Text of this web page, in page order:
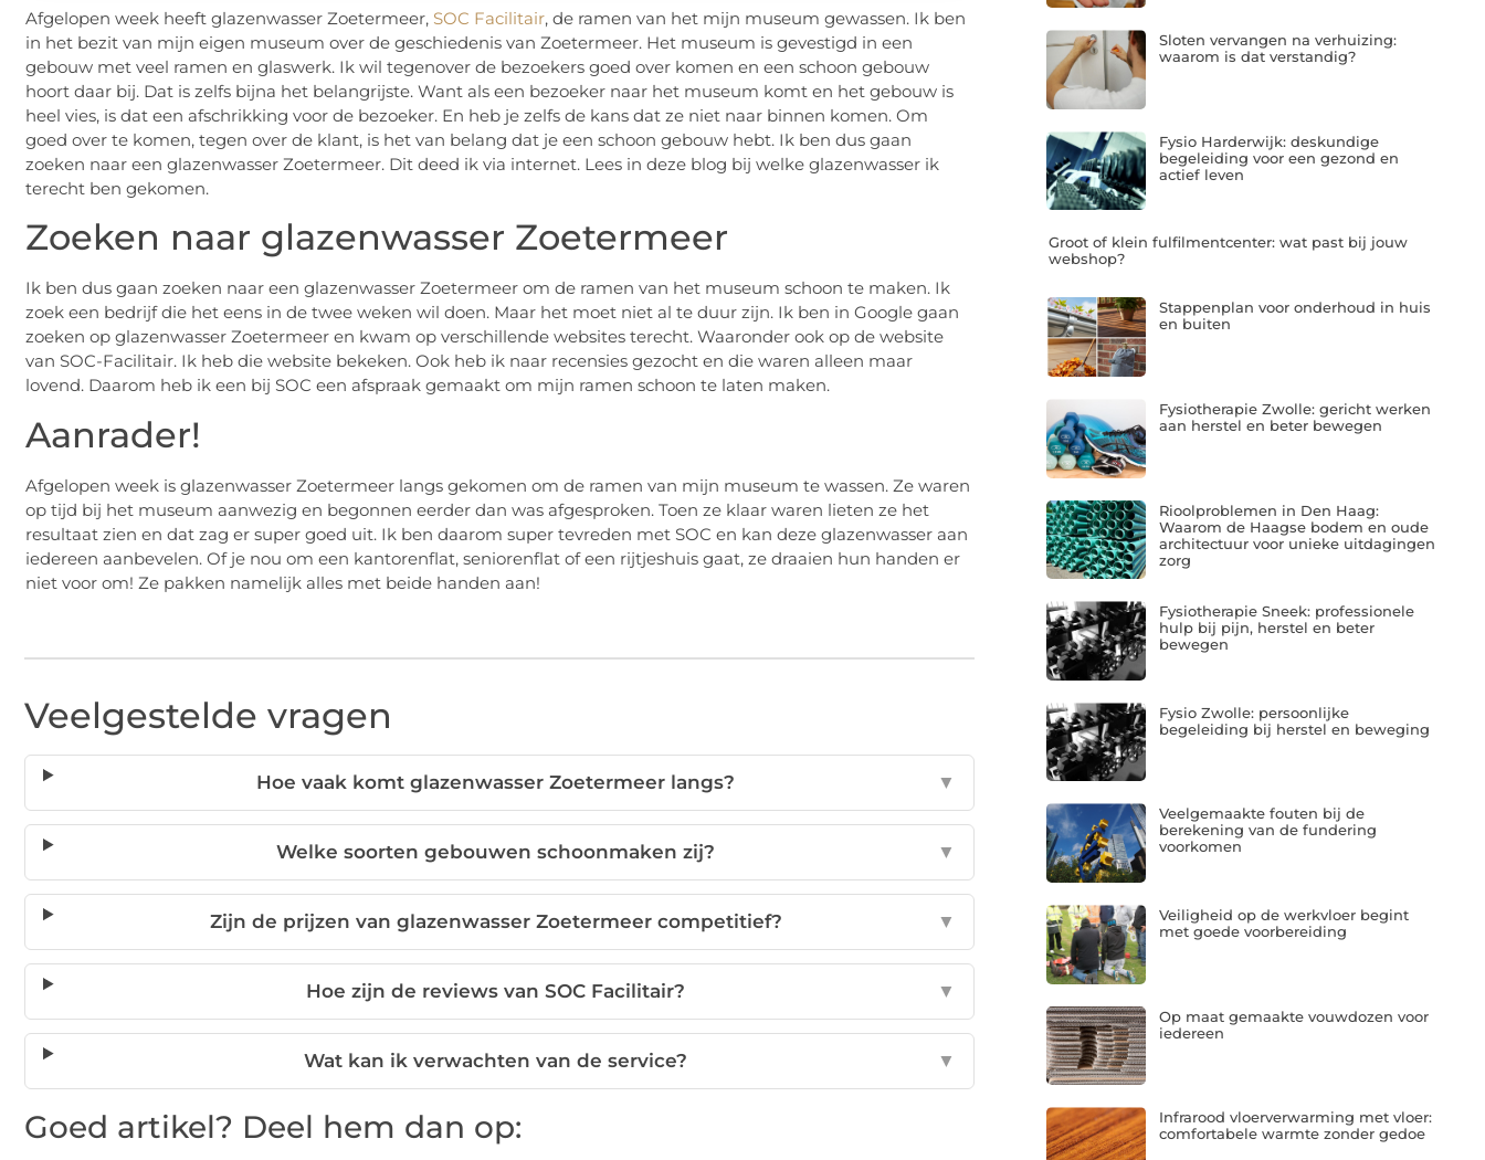
Afgelopen week heeft glazenwasser Zoetermeer, SOC Facilitair, de ramen van het mijn museum gewassen. Ik ben
in het bezit van mijn eigen museum over de geschiedenis van Zoetermeer. Het museum is gevestigd in een
gebouw met veel ramen en glaswerk. Ik wil tegenover de bezoekers goed over komen en een schoon gebouw
hoort daar bij. Dat is zelfs bijna het belangrijste. Want als een bezoeker naar het museum komt en het gebouw is
heel vies, is dat een afschrikking voor de bezoeker. En heb je zelfs de kans dat ze niet naar binnen komen. Om
goed over te komen, tegen over de klant, is het van belang dat je een schoon gebouw hebt. Ik ben dus gaan
zoeken naar een glazenwasser Zoetermeer. Dit deed ik via internet. Lees in deze blog bij welke glazenwasser ik
terecht ben gekomen.
Zoeken naar glazenwasser Zoetermeer
Ik ben dus gaan zoeken naar een glazenwasser Zoetermeer om de ramen van het museum schoon te maken. Ik
zoek een bedrijf die het eens in de twee weken wil doen. Maar het moet niet al te duur zijn. Ik ben in Google gaan
zoeken op glazenwasser Zoetermeer en kwam op verschillende websites terecht. Waaronder ook op de website
van SOC-Facilitair. Ik heb die website bekeken. Ook heb ik naar recensies gezocht en die waren alleen maar
lovend. Daarom heb ik een bij SOC een afspraak gemaakt om mijn ramen schoon te laten maken.
Aanrader!
Afgelopen week is glazenwasser Zoetermeer langs gekomen om de ramen van mijn museum te wassen. Ze waren
op tijd bij het museum aanwezig en begonnen eerder dan was afgesproken. Toen ze klaar waren lieten ze het
resultaat zien en dat zag er super goed uit. Ik ben daarom super tevreden met SOC en kan deze glazenwasser aan
iedereen aanbevelen. Of je nou om een kantorenflat, seniorenflat of een rijtjeshuis gaat, ze draaien hun handen er
niet voor om! Ze pakken namelijk alles met beide handen aan!
Veelgestelde vragen
Hoe vaak komt glazenwasser Zoetermeer langs? ▼
Welke soorten gebouwen schoonmaken zij? ▼
Zijn de prijzen van glazenwasser Zoetermeer competitief? ▼
Hoe zijn de reviews van SOC Facilitair? ▼
Wat kan ik verwachten van de service? ▼
Goed artikel? Deel hem dan op:
Sloten vervangen na verhuizing:
waarom is dat verstandig?
Fysio Harderwijk: deskundige
begeleiding voor een gezond en
actief leven
Groot of klein fulfilmentcenter: wat past bij jouw
webshop?
Stappenplan voor onderhoud in huis
en buiten
Fysiotherapie Zwolle: gericht werken
aan herstel en beter bewegen
Rioolproblemen in Den Haag:
Waarom de Haagse bodem en oude
architectuur voor unieke uitdagingen
zorg
Fysiotherapie Sneek: professionele
hulp bij pijn, herstel en beter
bewegen
Fysio Zwolle: persoonlijke
begeleiding bij herstel en beweging
Veelgemaakte fouten bij de
berekening van de fundering
voorkomen
Veiligheid op de werkvloer begint
met goede voorbereiding
Op maat gemaakte vouwdozen voor
iedereen
Infrarood vloerverwarming met vloer:
comfortabele warmte zonder gedoe